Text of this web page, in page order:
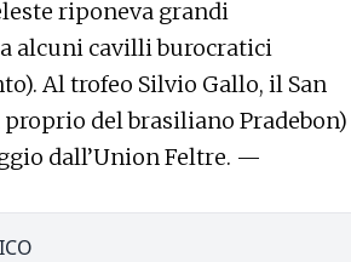
riponeva grandi
alcuni cavilli burocratici
Al trofeo Silvio Gallo, il San
del brasiliano Pradebon)
dall’Union Feltre. —